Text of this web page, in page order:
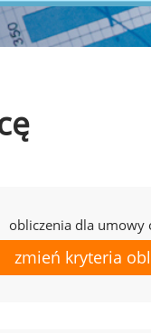
obliczenia dla umowy
zmień kryteria